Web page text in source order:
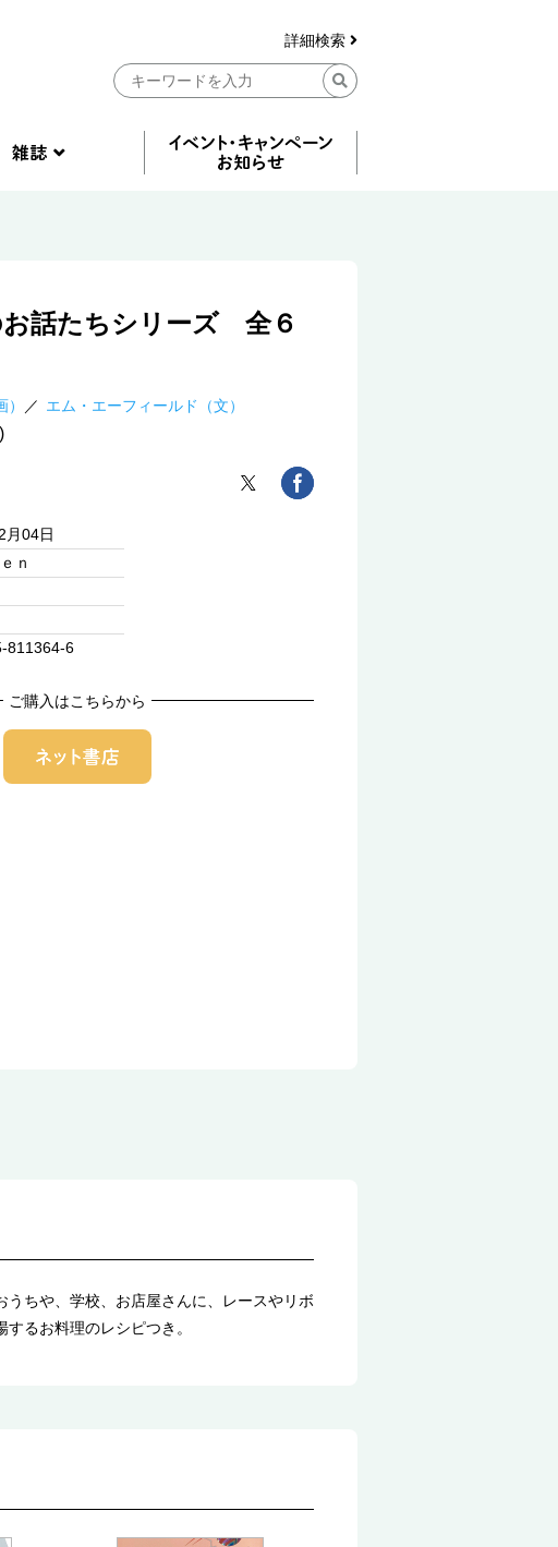
詳細検索
話たちシリーズ 全６
エム・エーフィールド（文）
月04日
ｎ
811364-6
ご購入はこちらから
ちや、学校、お店屋さんに、レースやリボ
るお料理のレシピつき。